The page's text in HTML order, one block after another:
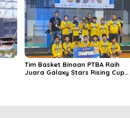
Tim Basket Binaan PTBA Raih
Juara Galaxy Stars Rising Cup